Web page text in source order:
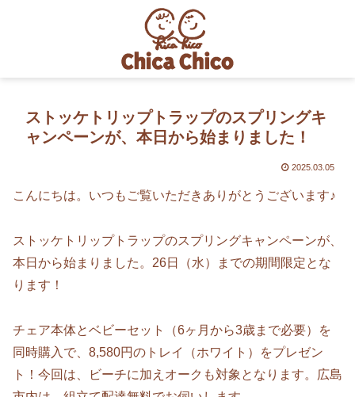
ストッケトリップトラップのスプリングキ
ャンペーンが、本日から始まりました！
2025.03.05
こんにちは。いつもご覧いただきありがとうございます♪
ストッケトリップトラップのスプリングキャンペーンが、
本日から始まりました。26日（水）までの期間限定とな
ります！
チェア本体とベビーセット（6ヶ月から3歳まで必要）を
同時購入で、8,580円のトレイ（ホワイト）をプレゼン
ト！今回は、ビーチに加えオークも対象となります。広島